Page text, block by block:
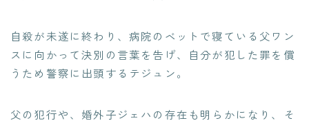
自殺が未遂に終わり、病院のベットで寝ている父ワン
スに向かって決別の言葉を告げ、自分が犯した罪を償
うため警察に出頭するテジュン。
父の犯行や、婚外子ジェハの存在も明らかになり、そ